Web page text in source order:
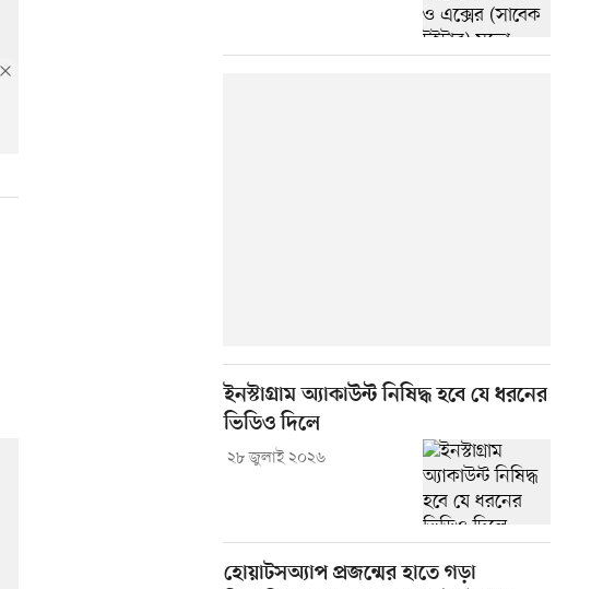
ইনস্টাগ্রাম অ্যাকাউন্ট নিষিদ্ধ হবে যে ধরনের
ভিডিও দিলে
২৮ জুলাই ২০২৬
হোয়াটসঅ্যাপ প্রজন্মের হাতে গড়া